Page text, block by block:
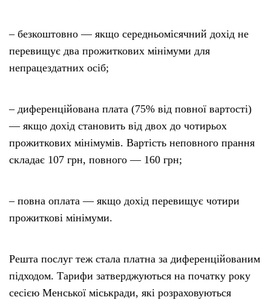
– безкоштовно — якщо середньомісячний дохід не
перевищує два прожиткових мінімуми для
непрацездатних осіб;
– диференційована плата (75% від повної вартості)
— якщо дохід становить від двох до чотирьох
прожиткових мінімумів. Вартість неповного прання
складає 107 грн, повного — 160 грн;
– повна оплата — якщо дохід перевищує чотири
прожиткові мінімуми.
Решта послуг теж стала платна за диференційованим
підходом. Тарифи затверджуються на початку року
сесією Менської міськради, які розраховуються